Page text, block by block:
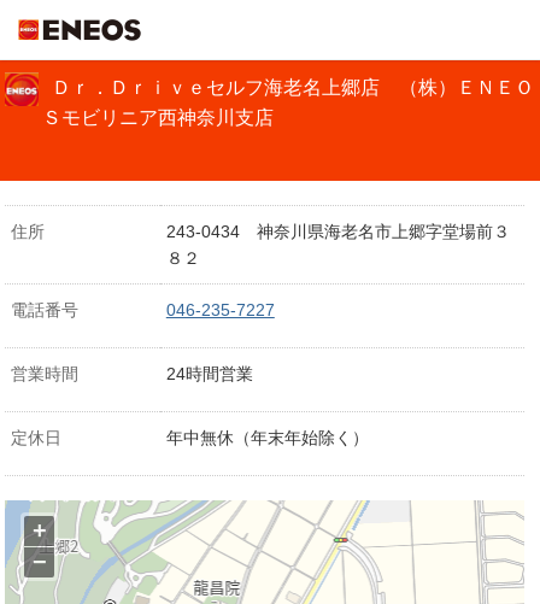
Ｄｒ．Ｄｒｉｖｅセルフ海老名上郷店 （株）ＥＮＥＯ
Ｓモビリニア西神奈川支店
住所
243-0434 神奈川県海老名市上郷字堂場前３
８２
電話番号 046-235-7227
営業時間 24時間営業
定休日 年中無休（年末年始除く）
+
−